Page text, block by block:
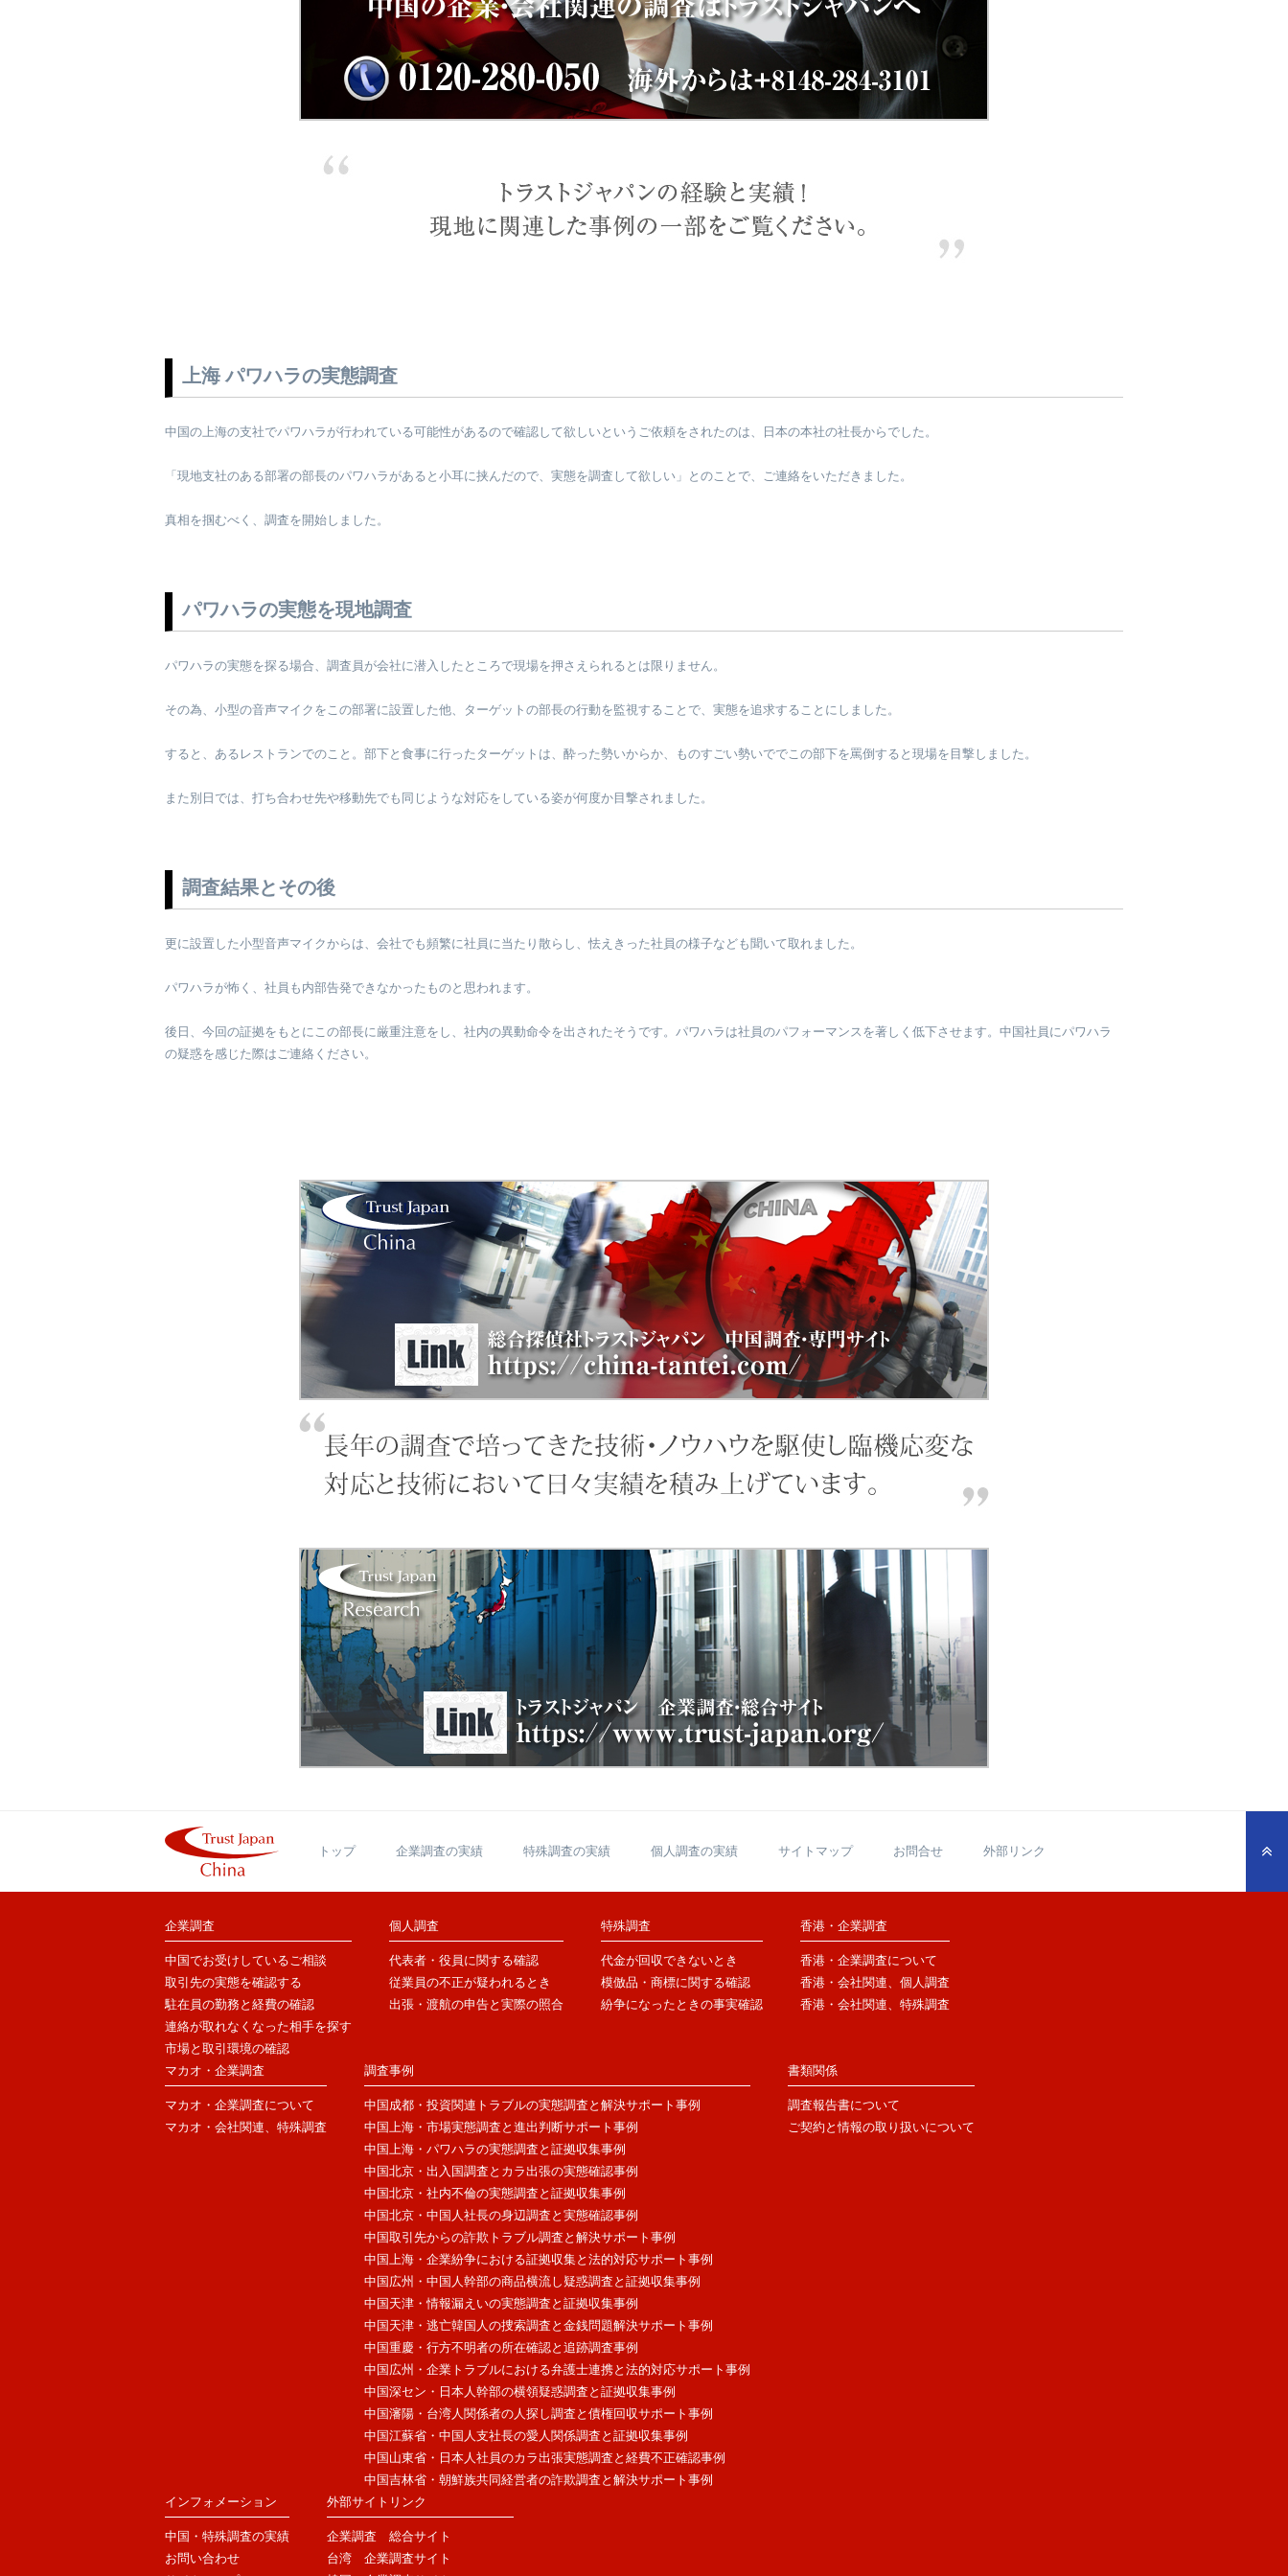
上海 パワハラの実態調査
中国の上海の支社でパワハラが行われている可能性があるので確認して欲しいというご依頼をされたのは、日本の本社の社長からでした。
「現地支社のある部署の部長のパワハラがあると小耳に挟んだので、実態を調査して欲しい」とのことで、ご連絡をいただきました。
真相を掴むべく、調査を開始しました。
パワハラの実態を現地調査
パワハラの実態を探る場合、調査員が会社に潜入したところで現場を押さえられるとは限りません。
その為、小型の音声マイクをこの部署に設置した他、ターゲットの部長の行動を監視することで、実態を追求することにしました。
すると、あるレストランでのこと。部下と食事に行ったターゲットは、酔った勢いからか、ものすごい勢いででこの部下を罵倒すると現場を目撃しました。
また別日では、打ち合わせ先や移動先でも同じような対応をしている姿が何度か目撃されました。
調査結果とその後
更に設置した小型音声マイクからは、会社でも頻繁に社員に当たり散らし、怯えきった社員の様子なども聞いて取れました。
パワハラが怖く、社員も内部告発できなかったものと思われます。
後日、今回の証拠をもとにこの部長に厳重注意をし、社内の異動命令を出されたそうです。パワハラは社員のパフォーマンスを著しく低下させます。中国社員にパワハラ
の疑惑を感じた際はご連絡ください。
トップ 企業調査の実績 特殊調査の実績 個人調査の実績 サイトマップ お問合せ 外部リンク
企業調査
中国でお受けしているご相談
取引先の実態を確認する
駐在員の勤務と経費の確認
連絡が取れなくなった相手を探す
市場と取引環境の確認
個人調査
代表者・役員に関する確認
従業員の不正が疑われるとき
出張・渡航の申告と実際の照合
特殊調査
代金が回収できないとき
模倣品・商標に関する確認
紛争になったときの事実確認
香港・企業調査
香港・企業調査について
香港・会社関連、個人調査
香港・会社関連、特殊調査
マカオ・企業調査
マカオ・企業調査について
マカオ・会社関連、特殊調査
調査事例
中国成都・投資関連トラブルの実態調査と解決サポート事例
中国上海・市場実態調査と進出判断サポート事例
中国上海・パワハラの実態調査と証拠収集事例
中国北京・出入国調査とカラ出張の実態確認事例
中国北京・社内不倫の実態調査と証拠収集事例
中国北京・中国人社長の身辺調査と実態確認事例
中国取引先からの詐欺トラブル調査と解決サポート事例
中国上海・企業紛争における証拠収集と法的対応サポート事例
中国広州・中国人幹部の商品横流し疑惑調査と証拠収集事例
中国天津・情報漏えいの実態調査と証拠収集事例
中国天津・逃亡韓国人の捜索調査と金銭問題解決サポート事例
中国重慶・行方不明者の所在確認と追跡調査事例
中国広州・企業トラブルにおける弁護士連携と法的対応サポート事例
中国深セン・日本人幹部の横領疑惑調査と証拠収集事例
中国瀋陽・台湾人関係者の人探し調査と債権回収サポート事例
中国江蘇省・中国人支社長の愛人関係調査と証拠収集事例
中国山東省・日本人社員のカラ出張実態調査と経費不正確認事例
中国吉林省・朝鮮族共同経営者の詐欺調査と解決サポート事例
書類関係
調査報告書について
ご契約と情報の取り扱いについて
インフォメーション
中国・特殊調査の実績
お問い合わせ
外部サイトリンク
企業調査 総合サイト
台湾 企業調査サイト